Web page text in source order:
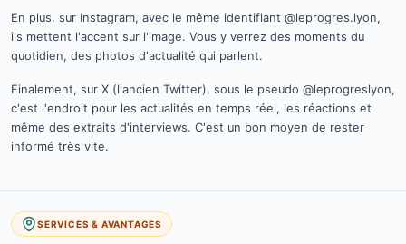
En plus, sur Instagram, avec le même identifiant @leprogres.lyon,
ils mettent l'accent sur l'image. Vous y verrez des moments du
quotidien, des photos d'actualité qui parlent.
Finalement, sur X (l'ancien Twitter), sous le pseudo @leprogreslyon,
c'est l'endroit pour les actualités en temps réel, les réactions et
même des extraits d'interviews. C'est un bon moyen de rester
informé très vite.
SERVICES & AVANTAGES